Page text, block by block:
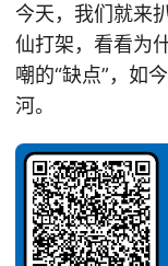
今天，我们就来
仙打架，看看为
嘲的“缺点”，如
河。